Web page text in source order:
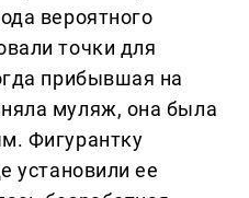
вероятного
точки для
прибывшая на
муляж, она была
Фигурантку
установили ее